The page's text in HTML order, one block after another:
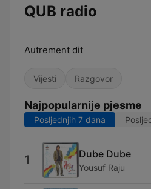
QUB radio
Autrement dit
Vijesti Razgovor
Najpopularnije pjesme
Posljednjih 7 dana
1 Dube Dube
Yousuf Raju